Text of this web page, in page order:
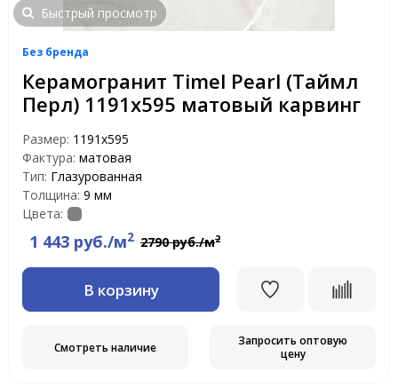
Быстрый просмотр
Без бренда
Керамогранит Timel Pearl (Таймл
Перл) 1191х595 матовый карвинг
Размер: 1191x595
Фактура: матовая
Тип: Глазурованная
Толщина: 9 мм
Цвета:
1 443 руб./м2 2790 руб./м2
В корзину
Смотреть наличие
Запросить оптовую
цену